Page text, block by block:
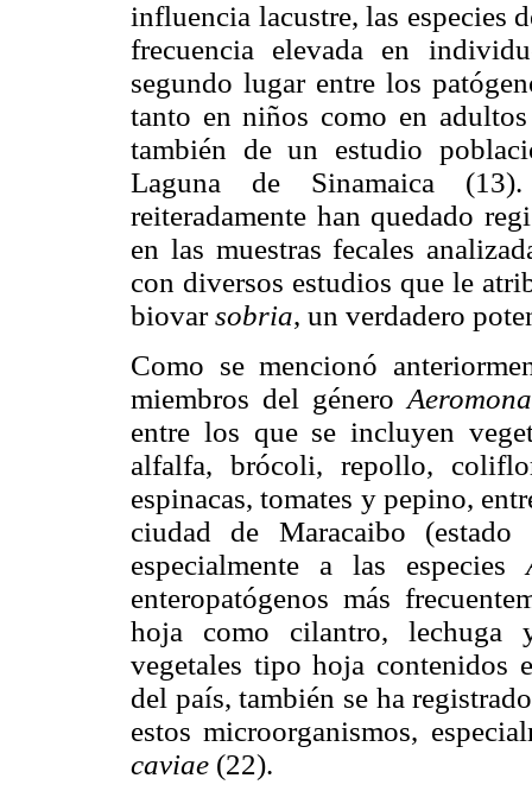
influencia lacustre, las especies
frecuencia elevada en
segundo lugar entre los
tanto en niños como en
también de un estudio
Laguna de Sinamaica
reiteradamente han quedado
en las muestras fecales
con diversos estudios que le
biovarsobria, un verdadero
Como se mencionó
miembros del género
entre los que se incluyen
alfalfa, brócoli, repollo,
espinacas, tomates y pepino,
ciudad de Maracaibo
especialmente a las especies
enteropatógenos más
hoja como cilantro, lechuga
vegetales tipo hoja contenidos
del país, también se ha
estos microorganismos,
caviae (22).